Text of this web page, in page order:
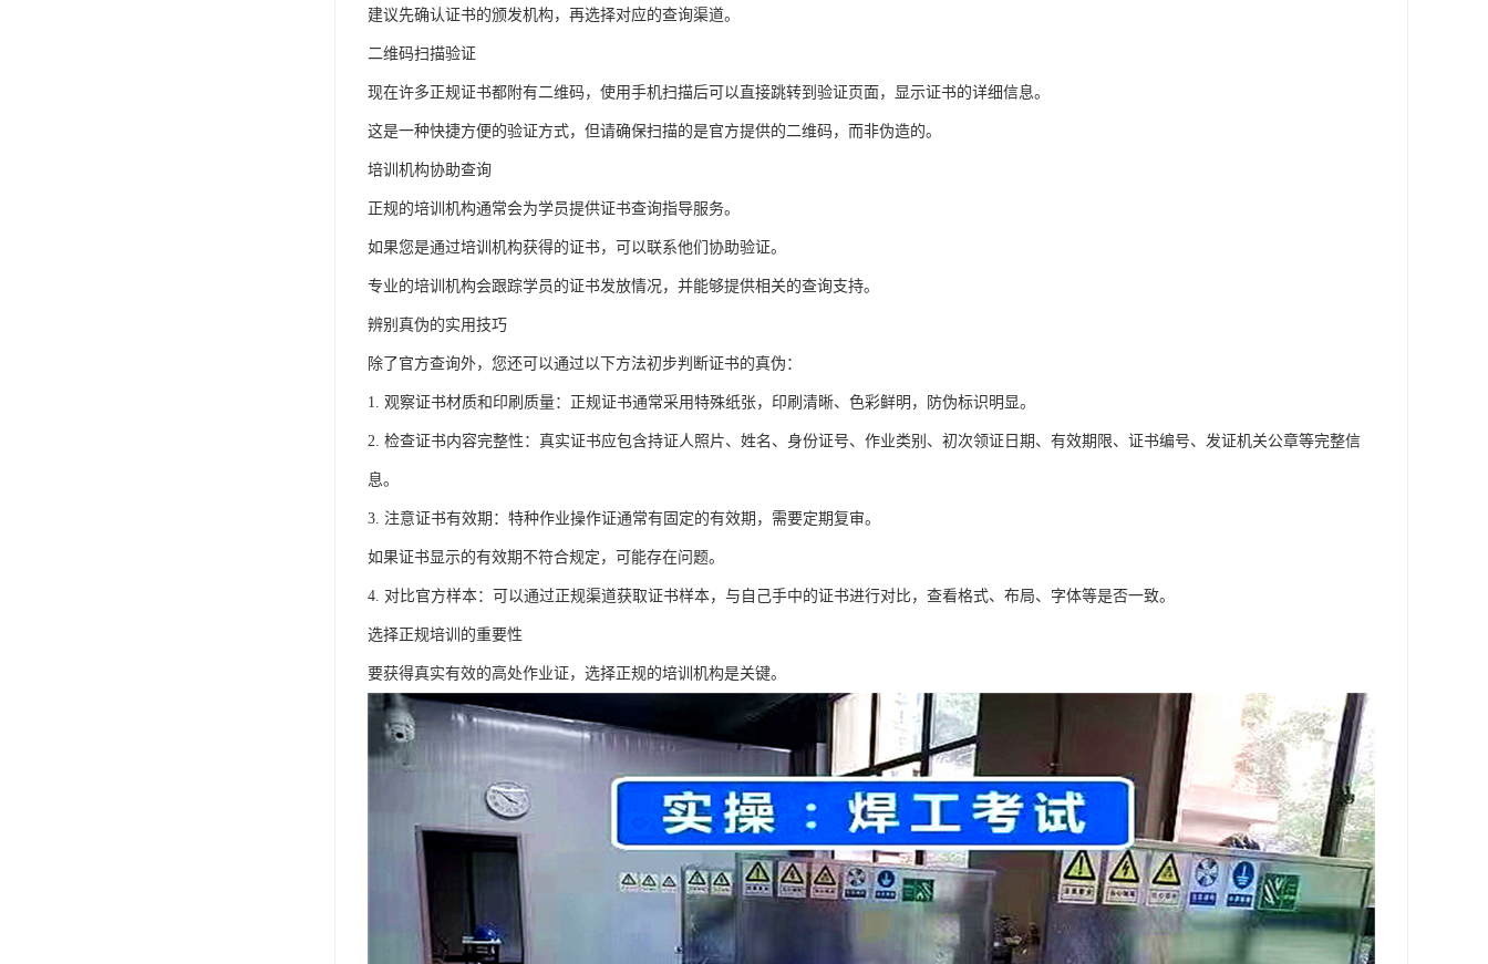
建议先确认证书的颁发机构，再选择对应的查询渠道。
二维码扫描验证
现在许多正规证书都附有二维码，使用手机扫描后可以直接跳转到验证页面，显示证书的详细信息。
这是一种快捷方便的验证方式，但请确保扫描的是官方提供的二维码，而非伪造的。
培训机构协助查询
正规的培训机构通常会为学员提供证书查询指导服务。
如果您是通过培训机构获得的证书，可以联系他们协助验证。
专业的培训机构会跟踪学员的证书发放情况，并能够提供相关的查询支持。
辨别真伪的实用技巧
除了官方查询外，您还可以通过以下方法初步判断证书的真伪：
1. 观察证书材质和印刷质量：正规证书通常采用特殊纸张，印刷清晰、色彩鲜明，防伪标识明显。
2. 检查证书内容完整性：真实证书应包含持证人照片、姓名、身份证号、作业类别、初次领证日期、有效期限、证书编号、发证机关公章等完整信
息。
3. 注意证书有效期：特种作业操作证通常有固定的有效期，需要定期复审。
如果证书显示的有效期不符合规定，可能存在问题。
4. 对比官方样本：可以通过正规渠道获取证书样本，与自己手中的证书进行对比，查看格式、布局、字体等是否一致。
选择正规培训的重要性
要获得真实有效的高处作业证，选择正规的培训机构是关键。